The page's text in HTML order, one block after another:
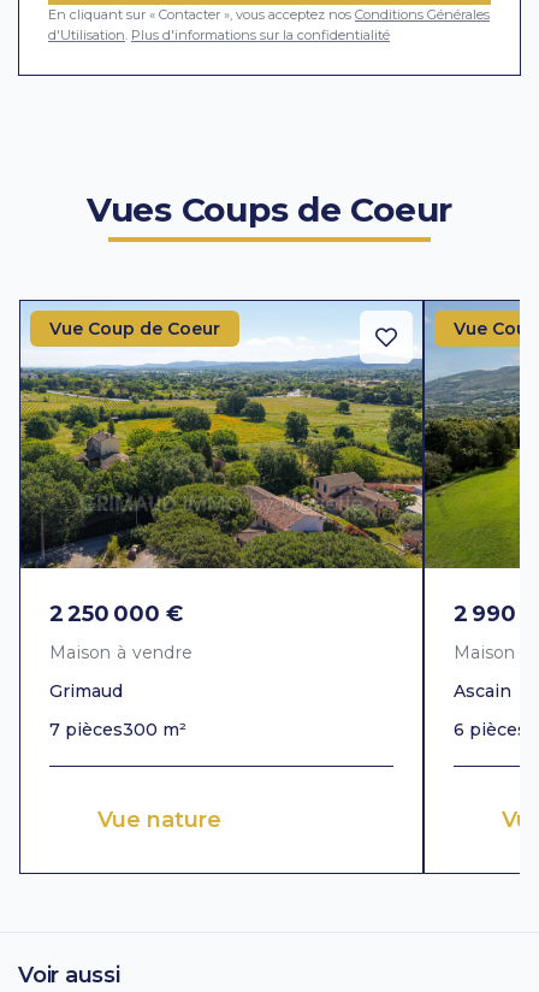
En cliquant sur « Contacter », vous acceptez nos Conditions Générales
d'Utilisation Plus d'informations sur la confidentialité
Vues Coups de Coeur
Vue Coup de Coeur
2 250 000 €
Maison à vendre
Grimaud
7 pièces300 m²
Vue nature
Vue
2 990
Maison à
Ascain
6 pièces
Voir aussi